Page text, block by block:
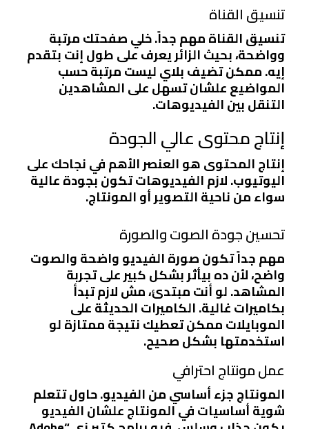
تنسيق القناة
تنسيق القناة مهم جداً. خلي صفحتك مرتبة
وواضحة، بحيث الزائر يعرف على طول إنت بتقدم
إيه. ممكن تضيف بلاي ليست مرتبة حسب
المواضيع علشان تسهل على المشاهدين
التنقل بين الفيديوهات.
إنتاج محتوى عالي الجودة
إنتاج المحتوى هو العنصر الأهم في نجاحك على
اليوتيوب. لازم الفيديوهات تكون بجودة عالية
سواء من ناحية التصوير أو المونتاج.
تحسين جودة الصوت والصورة
مهم جداً تكون صورة الفيديو واضحة والصوت
واضح، لأن ده بيأثر بشكل كبير على تجربة
المشاهد. لو أنت مبتدئ، مش لازم تبدأ
بكاميرات غالية. الكاميرات الحديثة على
الموبايلات ممكن تعطيك نتيجة ممتازة لو
استخدمتها بشكل صحيح.
عمل مونتاج احترافي
المونتاج جزء أساسي من الفيديو. حاول تتعلم
شوية أساسيات في المونتاج علشان الفيديو